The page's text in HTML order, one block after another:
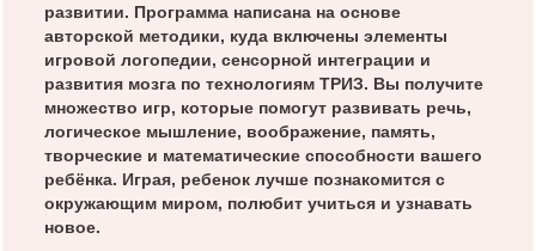
развитии. Программа написана на основе
авторской методики, куда включены элементы
игровой логопедии, сенсорной интеграции и
развития мозга по технологиям ТРИЗ. Вы получите
множество игр, которые помогут развивать речь,
логическое мышление, воображение, память,
творческие и математические способности вашего
ребёнка. Играя, ребенок лучше познакомится с
окружающим миром, полюбит учиться и узнавать
новое.